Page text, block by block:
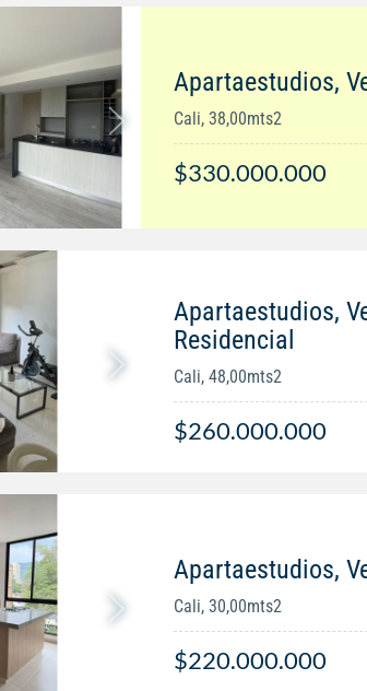
Apartaestudios,
Cali, 38,00mts2
$330.000.000
Apartaestudios,
Residencial
Cali, 48,00mts2
$260.000.000
Apartaestudios,
Cali, 30,00mts2
$220.000.000